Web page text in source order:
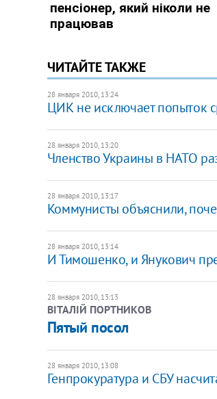
ЧИТАЙТЕ ТАКЖЕ
28 января 2010, 13:24
ЦИК не исключает попыток
28 января 2010, 13:20
Членство Украины в НАТО
28 января 2010, 13:17
Коммунисты объяснили,
28 января 2010, 13:14
И Тимошенко, и Янукович
28 января 2010, 13:13
ВІТАЛІЙ ПОРТНИКОВ
Пятый посол
28 января 2010, 13:08
Генпрокуратура и СБУ